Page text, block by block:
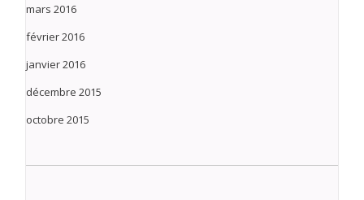
mars 2016
février 2016
janvier 2016
décembre 2015
octobre 2015